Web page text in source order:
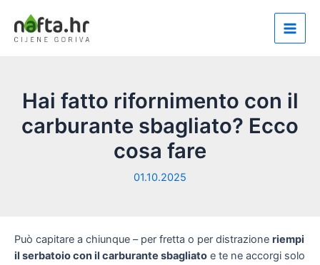
contenuto
Main
Hai fatto rifornimento con il
carburante sbagliato? Ecco
cosa fare
01.10.2025
Può capitare a chiunque – per fretta o per distrazione riempi
il serbatoio con il carburante sbagliato e te ne accorgi solo